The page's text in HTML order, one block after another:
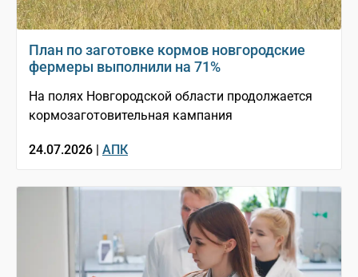
План по заготовке кормов новгородские
фермеры выполнили на 71%
На полях Новгородской области продолжается
кормозаготовительная кампания
24.07.2026 | АПК